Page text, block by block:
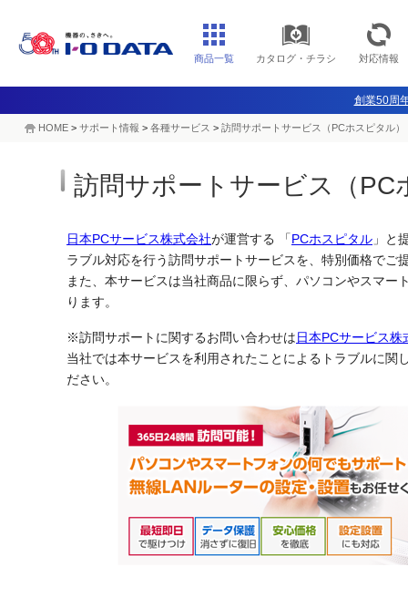
商品一覧 カタログ・チラシ 対応情報
創業50周
HOME > サポート情報 > 各種サービス > 訪問サポートサービス（PCホスピタル）
訪問サポートサービス（PC
日本PCサービス株式会社が運営する 「 PCホスピタル 」と
ラブル対応を行う訪問サポートサービスを、特別価格でご
また、本サービスは当社商品に限らず、パソコンやスマー
ります。
※訪問サポートに関するお問い合わせは 日本PCサービス株
当社では本サービスを利用されたことによるトラブルに関
ださい。